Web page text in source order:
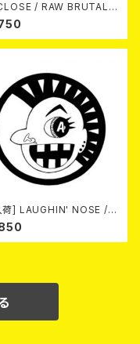
/ RAW BRUTAL
Vol.3 : DISCOGR
1999-2002 (2xCD)
荷] LAUGHIN' NOSE / P
FOR SALE (LP)